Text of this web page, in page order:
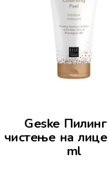
Geske Пилинг
чистење на
ml